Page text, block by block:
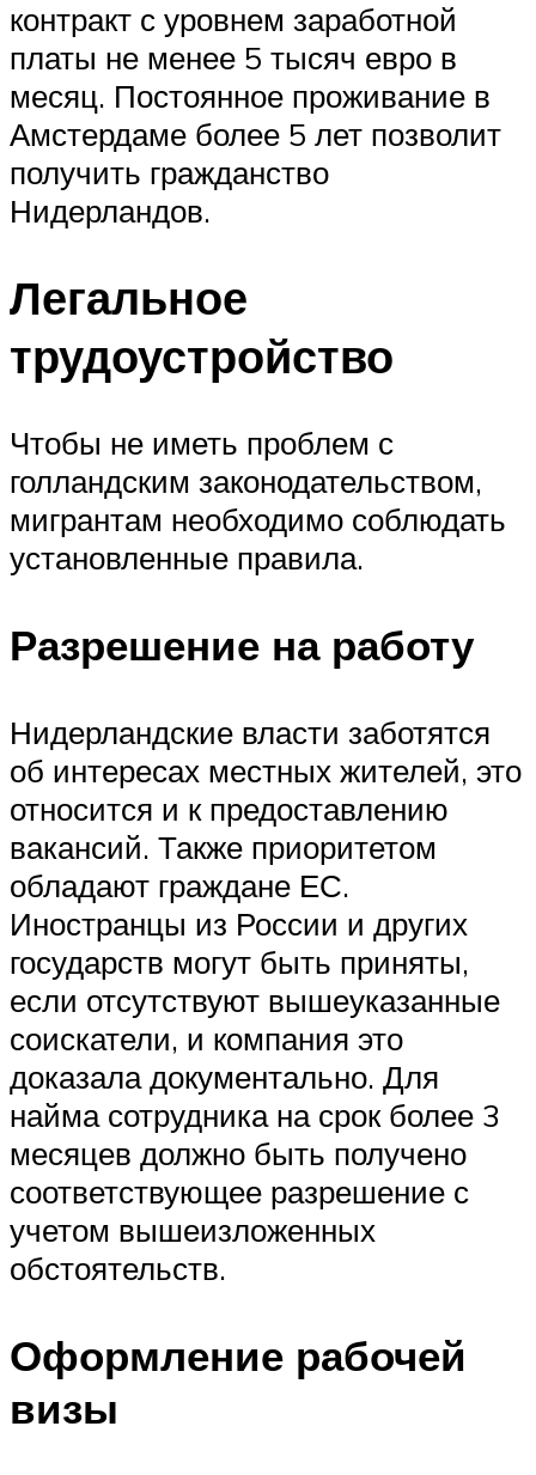
контракт с уровнем заработной
платы не менее 5 тысяч евро в
месяц. Постоянное проживание в
Амстердаме более 5 лет позволит
получить гражданство
Нидерландов.
Легальное
трудоустройство
Чтобы не иметь проблем с
голландским законодательством,
мигрантам необходимо соблюдать
установленные правила.
Разрешение на работу
Нидерландские власти заботятся
об интересах местных жителей, это
относится и к предоставлению
вакансий. Также приоритетом
обладают граждане ЕС.
Иностранцы из России и других
государств могут быть приняты,
если отсутствуют вышеуказанные
соискатели, и компания это
доказала документально. Для
найма сотрудника на срок более 3
месяцев должно быть получено
соответствующее разрешение с
учетом вышеизложенных
обстоятельств.
Оформление рабочей
визы